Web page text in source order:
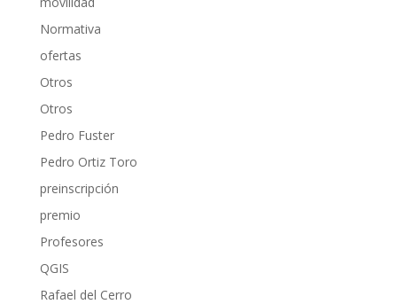
Normativa
ofertas
Otros
Otros
Pedro Fuster
Pedro Ortiz Toro
preinscripción
premio
Profesores
QGIS
Rafael del Cerro